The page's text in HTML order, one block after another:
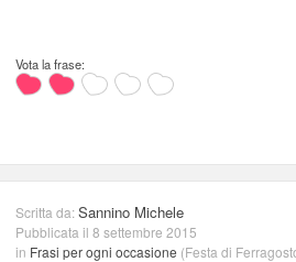
Vota la frase:
Scritta da:Sannino Michele
Pubblicata il 8 settembre 2015
in Frasi per ogni occasione (Festa di